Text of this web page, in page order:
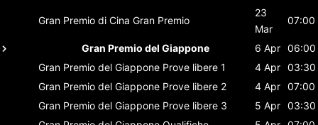
Gran Premio di Cina Gran Premio
23
Mar
07:00
Gran Premio del Giappone 6 Apr 06:00
Gran Premio del Giappone Prove libere 1 4 Apr 03:30
Gran Premio del Giappone Prove libere 2 4 Apr 07:00
Gran Premio del Giappone Prove libere 3 5 Apr 03:30